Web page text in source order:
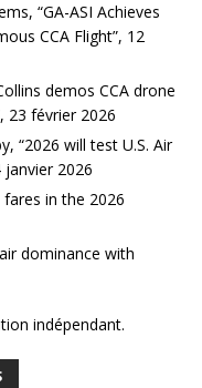
“GA-ASI Achieves
CCA Flight”, 12
demos CCA drone
23 février 2026
“2026 will test U.S. Air
janvier 2026
in the 2026
dominance with
indépendant.